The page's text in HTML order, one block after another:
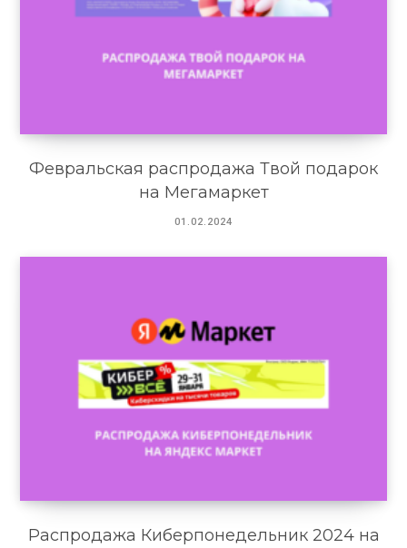
Февральская распродажа Твой подарок
на Мегамаркет
01.02.2024
Распродажа Киберпонедельник 2024 на